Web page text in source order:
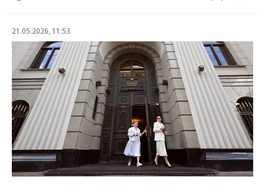
21.05.2026, 11:53